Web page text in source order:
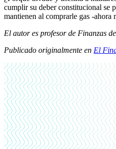
cumplir su deber constitucional se
mantienen al comprarle gas -
El autor es profesor de Finanzas
Publicado originalmente en El